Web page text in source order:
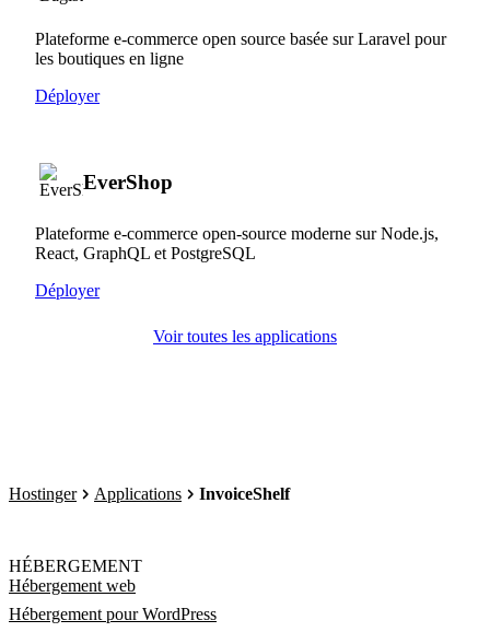
Plateforme e-commerce open source basée sur Laravel pour
les boutiques en ligne
Déployer
EverShop
Plateforme e-commerce open-source moderne sur Node.js,
React, GraphQL et PostgreSQL
Déployer
Voir toutes les applications
Hostinger Applications InvoiceShelf
HÉBERGEMENT
Hébergement web
Hébergement pour WordPress